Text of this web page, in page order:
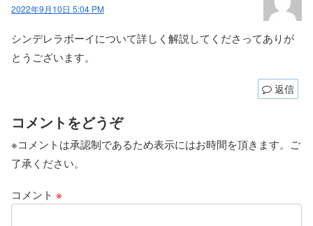
2022年9月10日 5:04 PM
シンデレラボーイについて詳しく解説してくださってありが
とうございます。
返信
コメントをどうぞ
※コメントは承認制であるため表示にはお時間を頂きます。ご
了承ください。
コメント ※